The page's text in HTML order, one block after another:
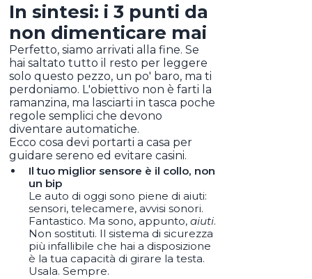
In sintesi: i 3 punti da
non dimenticare mai
Perfetto, siamo arrivati alla fine. Se
hai saltato tutto il resto per leggere
solo questo pezzo, un po' baro, ma ti
perdoniamo. L'obiettivo non è farti la
ramanzina, ma lasciarti in tasca poche
regole semplici che devono
diventare automatiche.
Ecco cosa devi portarti a casa per
guidare sereno ed evitare casini.
Il tuo miglior sensore è il collo, non
un bip
Le auto di oggi sono piene di aiuti:
sensori, telecamere, avvisi sonori.
Fantastico. Ma sono, appunto,aiuti.
Non sostituti. Il sistema di sicurezza
più infallibile che hai a disposizione
è la tua capacità di girare la testa.
Usala. Sempre.